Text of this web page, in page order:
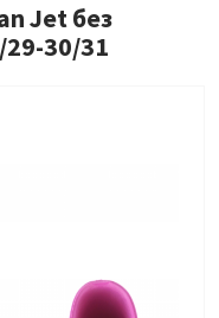
Jet без
30/31